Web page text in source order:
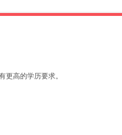
更高的学历要求。